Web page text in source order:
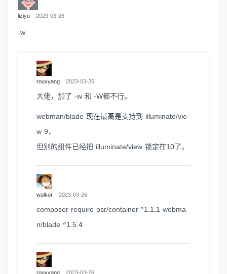
liziyu 2023-03-26
-w
rouxyang 2023-03-26
大佬，加了 -w 和 -W都不行。
webman/blade 现在最高是支持到 illuminate/vie
w 9，
但别的组件已经把 illuminate/view 锁定在10了。
walkor 2023-03-26
composer require psr/container ^1.1.1 webma
n/blade ^1.5.4
rouxyang 2023-03-26